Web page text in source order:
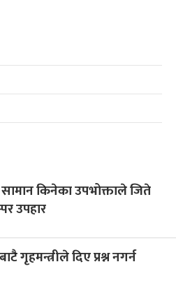
किनेका उपभोक्ताले जिते
उपहार
गृहमन्त्रीले दिए प्रश्न नगर्न